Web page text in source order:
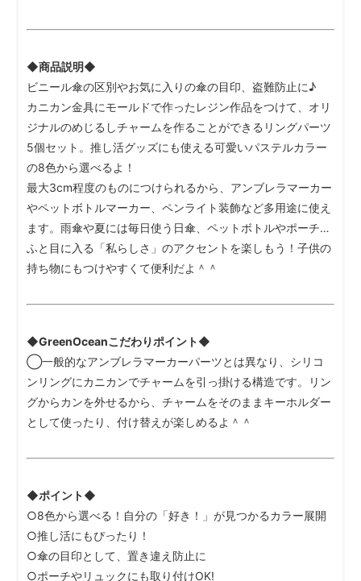
◆商品説明◆
ビニール傘の区別やお気に入りの傘の目印、盗難防止に♪
カニカン金具にモールドで作ったレジン作品をつけて、オリ
ジナルのめじるしチャームを作ることができるリングパーツ
5個セット。推し活グッズにも使える可愛いパステルカラー
の8色から選べるよ！
最大3cm程度のものにつけられるから、アンブレラマーカー
やペットボトルマーカー、ペンライト装飾など多用途に使え
ます。雨傘や夏には毎日使う日傘、ペットボトルやポーチ…
ふと目に入る「私らしさ」のアクセントを楽しもう！子供の
持ち物にもつけやすくて便利だよ＾＾
◆GreenOceanこだわりポイント◆
◯一般的なアンブレラマーカーパーツとは異なり、シリコ
ンリングにカニカンでチャームを引っ掛ける構造です。リン
グからカンを外せるから、チャームをそのままキーホルダー
として使ったり、付け替えが楽しめるよ＾＾
◆ポイント◆
○8色から選べる！自分の「好き！」が見つかるカラー展開
○推し活にもぴったり！
○傘の目印として、置き違え防止に
○ポーチやリュックにも取り付けOK!